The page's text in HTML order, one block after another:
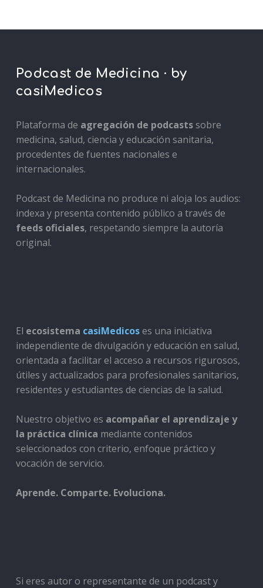
Podcast de Medicina · by
casiMedicos
Plataforma de agregación de podcastssobre
medicina, salud, ciencia y educación sanitaria,
procedentes de fuentes nacionales e
internacionales.
Podcast de Medicina no produce ni aloja los audios:
indexa y presenta contenido público a través de
feeds oficiales, respetando siempre la autoría
original.
El ecosistema casiMedicoses una iniciativa
independiente de divulgación y educación en salud,
orientada a facilitar el acceso a recursos rigurosos,
útiles y actualizados para profesionales sanitarios,
residentes y estudiantes de ciencias de la salud.
Nuestro objetivo es acompañar el aprendizaje y
la práctica clínica mediante contenidos
seleccionados con criterio, enfoque práctico y
vocación de servicio.
Aprende. Comparte. Evoluciona.
Si eres autor o representante de un podcast y